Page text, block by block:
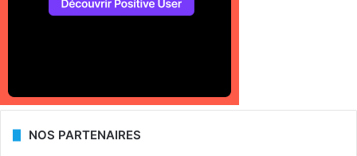
NOS PARTENAIRES